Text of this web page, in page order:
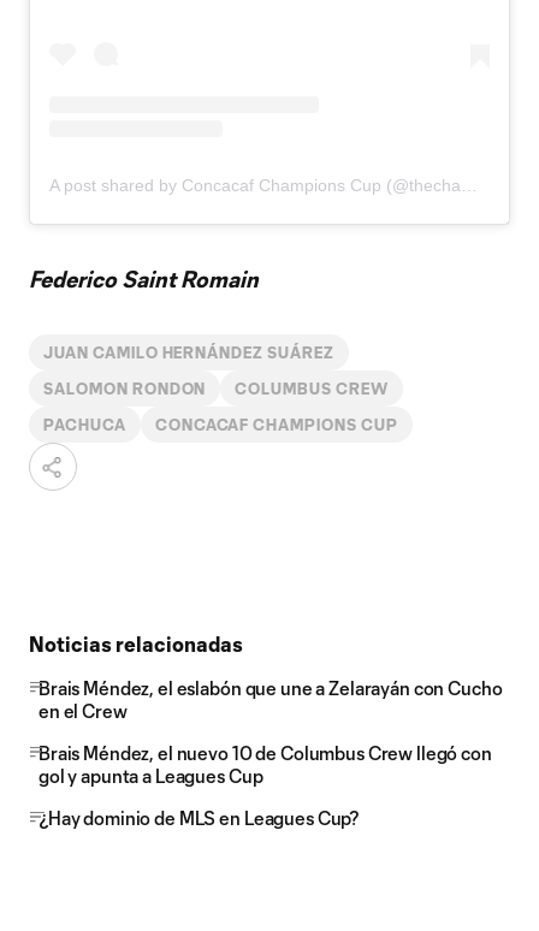
Federico Saint Romain
JUAN CAMILO HERNÁNDEZ SUÁREZ
SALOMON RONDON COLUMBUS CREW
PACHUCA CONCACAF CHAMPIONS CUP
Noticias relacionadas
Brais Méndez, el eslabón que une a Zelarayán con Cucho
en el Crew
Brais Méndez, el nuevo 10 de Columbus Crew llegó con
gol y apunta a Leagues Cup
¿Hay dominio de MLS en Leagues Cup?